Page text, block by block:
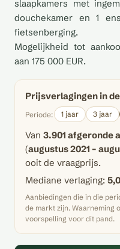
slaapkamers met
douchekamer en 1
fietsenberging.
Mogelijkheid tot
aan 175 000 EUR.
Prijsverlagingen in
Periode: 1 jaar 3 jaar
Van 3.901 afgeronde
(augustus 2021 –
ooit de vraagprijs.
Mediane verlaging:
Aanbiedingen die in die
de markt zijn. Waarneming
voorspelling voor dit pand.